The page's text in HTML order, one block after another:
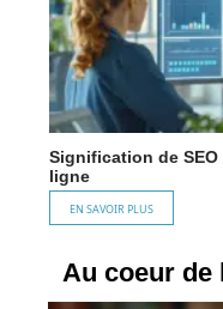
Signification de
ligne
EN SAVOIR PLUS
Au coeur de